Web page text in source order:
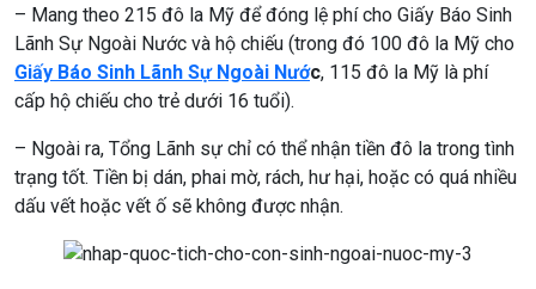
– Mang theo 215 đô la Mỹ để đóng lệ phí cho Giấy Báo Sinh
Lãnh Sự Ngoài Nước và hộ chiếu (trong đó 100 đô la Mỹ cho
Giấy Báo Sinh Lãnh Sự Ngoài Nước, 115 đô la Mỹ là phí
cấp hộ chiếu cho trẻ dưới 16 tuổi).
– Ngoài ra, Tổng Lãnh sự chỉ có thể nhận tiền đô la trong tình
trạng tốt. Tiền bị dán, phai mờ, rách, hư hại, hoặc có quá nhiều
dấu vết hoặc vết ố sẽ không được nhận.